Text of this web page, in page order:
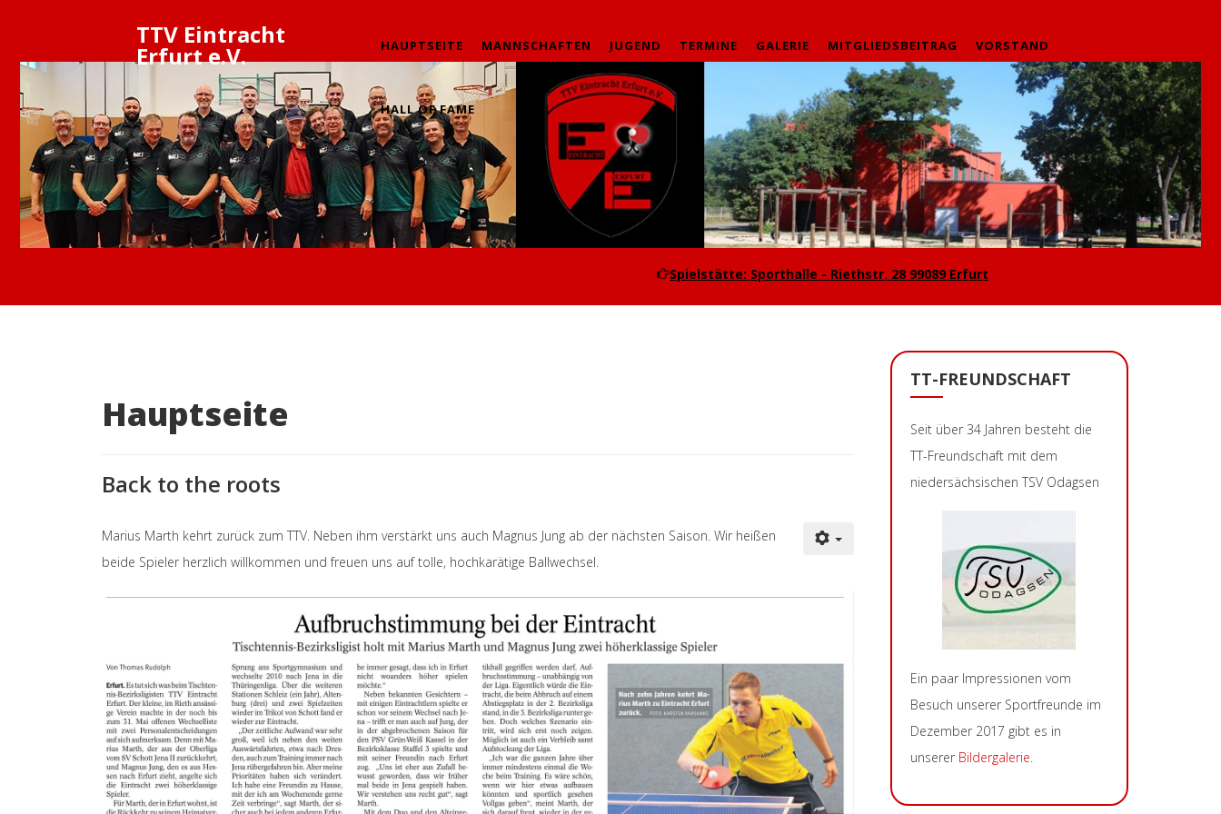
TTV Eintracht
Erfurt e.V. HAUPTSEITE MANNSCHAFTEN JUGEND TERMINE GALERIE MITGLIEDSBEITRAG VORSTAND
HALL OF FAME
Spielstätte: Sporthalle - Riethstr. 28 99089 Erfurt
Hauptseite
Back to the roots
Marius Marth kehrt zurück zum TTV. Neben ihm verstärkt uns auch Magnus Jung ab der nächsten Saison. Wir heißen
beide Spieler herzlich willkommen und freuen uns auf tolle, hochkarätige Ballwechsel.
TT-FREUNDSCHAFT
Seit über 34 Jahren besteht die
TT-Freundschaft mit dem
niedersächsischen TSV Odagsen
Ein paar Impressionen vom
Besuch unserer Sportfreunde im
Dezember 2017 gibt es in
unserer Bildergalerie